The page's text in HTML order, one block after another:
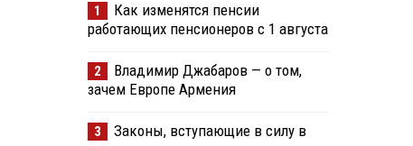
1
Как изменятся пенсии
работающих пенсионеров с 1 августа
2
Владимир Джабаров — о том,
зачем Европе Армения
3
Законы, вступающие в силу в